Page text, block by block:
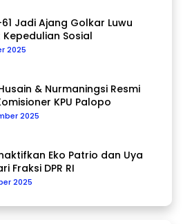
Jadi Ajang Golkar Luwu
Kepedulian Sosial
2025
& Nurmaningsi Resmi
KPU Palopo
2025
Eko Patrio dan Uya
Fraksi DPR RI
2025